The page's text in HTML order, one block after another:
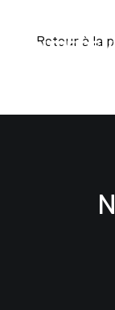
Retour à la